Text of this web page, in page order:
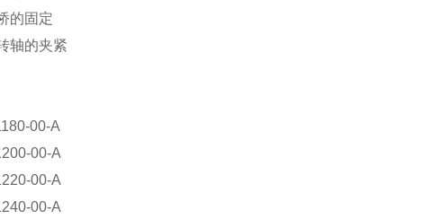
的固定
轴的夹紧
00-A
00-A
00-A
00-A